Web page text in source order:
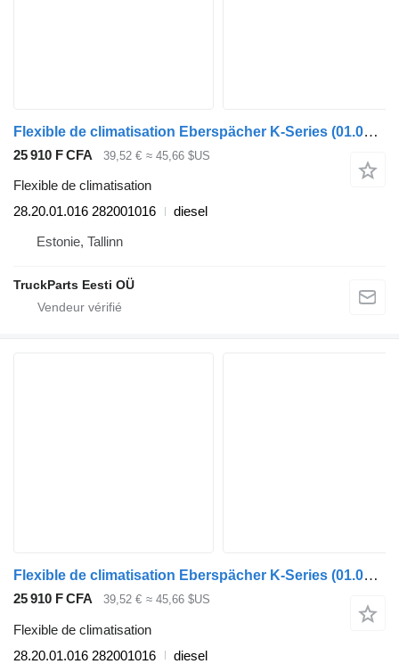
Flexible de climatisation Eberspächer K-Series (01.06-) 28.20.01.016 pour Scania K,N,F-series bus (2006-)
25 910 F CFA 39,52 € ≈ 45,66 $US
Flexible de climatisation
28.20.01.016 282001016
diesel
Estonie, Tallinn
TruckParts Eesti OÜ
Flexible de climatisation Eberspächer K-Series (01.06-) 28.20.01.016 pour Scania K,N,F-series bus (2006-)
25 910 F CFA 39,52 € ≈ 45,66 $US
Flexible de climatisation
28.20.01.016 282001016
diesel